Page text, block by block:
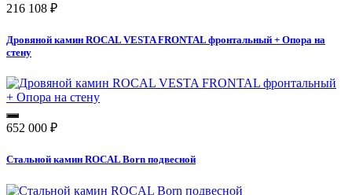
216 108 ₽
Дровяной камин ROCAL VESTA FRONTAL фронтальный + Опора на
стену
652 000 ₽
Стальной камин ROCAL Born подвесной